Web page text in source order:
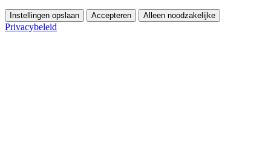
Instellingen opslaan Accepteren Alleen noodzakelijke
Privacybeleid